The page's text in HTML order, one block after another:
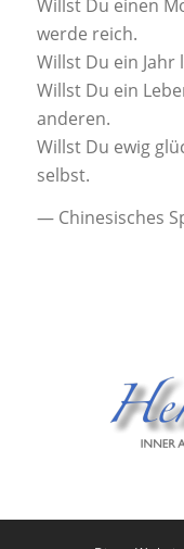
Willst Du einen
werde reich.
Willst Du ein
Willst Du ein
anderen.
Willst Du ewig
selbst.
— Chinesisches